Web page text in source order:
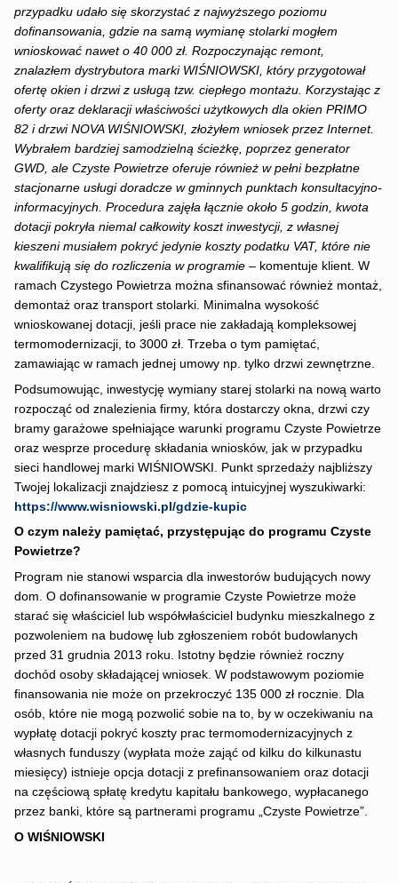
przypadku udało się skorzystać z najwyższego poziomu
dofinansowania, gdzie na samą wymianę stolarki mogłem
wnioskować nawet o 40 000 zł. Rozpoczynając remont,
znalazłem dystrybutora marki WIŚNIOWSKI, który przygotował
ofertę okien i drzwi z usługą tzw. ciepłego montażu. Korzystając z
oferty oraz deklaracji właściwości użytkowych dla okien PRIMO
82 i drzwi NOVA WIŚNIOWSKI, złożyłem wniosek przez Internet.
Wybrałem bardziej samodzielną ścieżkę, poprzez generator
GWD, ale Czyste Powietrze oferuje również w pełni bezpłatne
stacjonarne usługi doradcze w gminnych punktach konsultacyjno-
informacyjnych. Procedura zajęła łącznie około 5 godzin, kwota
dotacji pokryła niemal całkowity koszt inwestycji, z własnej
kieszeni musiałem pokryć jedynie koszty podatku VAT, które nie
kwalifikują się do rozliczenia w programie– komentuje klient. W
ramach Czystego Powietrza można sfinansować również montaż,
demontaż oraz transport stolarki. Minimalna wysokość
wnioskowanej dotacji, jeśli prace nie zakładają kompleksowej
termomodernizacji, to 3000 zł. Trzeba o tym pamiętać,
zamawiając w ramach jednej umowy np. tylko drzwi zewnętrzne.
Podsumowując, inwestycję wymiany starej stolarki na nową warto
rozpocząć od znalezienia firmy, która dostarczy okna, drzwi czy
bramy garażowe spełniające warunki programu Czyste Powietrze
oraz wesprze procedurę składania wniosków, jak w przypadku
sieci handlowej marki WIŚNIOWSKI. Punkt sprzedaży najbliższy
Twojej lokalizacji znajdziesz z pomocą intuicyjnej wyszukiwarki:
https://www.wisniowski.pl/gdzie-kupic
O czym należy pamiętać, przystępując do programu Czyste
Powietrze?
Program nie stanowi wsparcia dla inwestorów budujących nowy
dom. O dofinansowanie w programie Czyste Powietrze może
starać się właściciel lub współwłaściciel budynku mieszkalnego z
pozwoleniem na budowę lub zgłoszeniem robót budowlanych
przed 31 grudnia 2013 roku. Istotny będzie również roczny
dochód osoby składającej wniosek. W podstawowym poziomie
finansowania nie może on przekroczyć 135 000 zł rocznie. Dla
osób, które nie mogą pozwolić sobie na to, by w oczekiwaniu na
wypłatę dotacji pokryć koszty prac termomodernizacyjnych z
własnych funduszy (wypłata może zająć od kilku do kilkunastu
miesięcy) istnieje opcja dotacji z prefinansowaniem oraz dotacji
na częściową spłatę kredytu kapitału bankowego, wypłacanego
przez banki, które są partnerami programu „Czyste Powietrze”.
O WIŚNIOWSKI